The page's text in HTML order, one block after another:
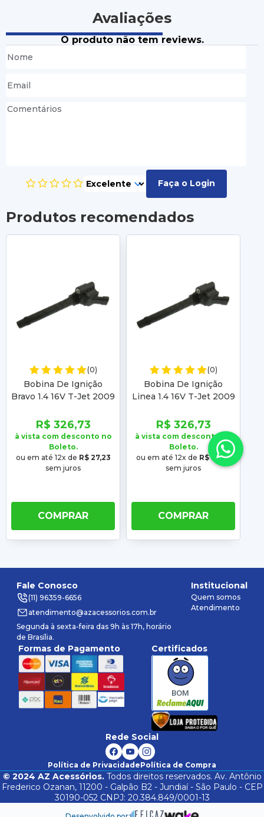
Avaliações
O produto não tem reviews.
Faça o Login
Produtos recomendados
(0)
Bobina De Ignição
Bravo 1.4 16V T-Jet 2009
2014 2015 2016 Gc4096
R$ 326,73
à vista com desconto no
Boleto.
ou em até 12x de R$ 27,23
sem juros
COMPRAR
(0)
Bobina De Ignição
Linea 1.4 16V T-Jet 2009
R$ 326,73
à vista com desconto no
Boleto.
ou em até 12x de R$ 27,23
sem juros
COMPRAR
Fale Conosco
(11) 96359-6656
atendimento@azacessorios.com.br
Segunda à sexta-feira das 9h às 17h, horário
de Brasília.
Institucional
Quem somos
Atendimento
Formas de Pagamento Certificados
BOM
Rede Social
Política de PrivacidadePolítica de Compra
© 2024 AZ Acessórios.Todos direitos reservados. Av. Antônio
Frederico Ozanan, 11200 - Galpão B2 - Jundiaí - São Paulo - CEP
30190-052 CNPJ: 20.384.849/0001-13